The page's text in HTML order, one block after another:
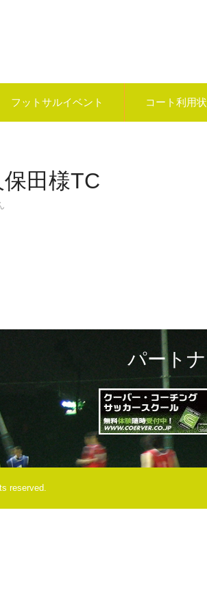
フットサルイベント コート利用
田様TC
パート
reserved.